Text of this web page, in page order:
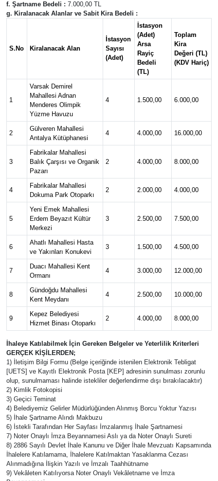
f. Şartname Bedeli : 7.000,00 TL
g. Kiralanacak Alanlar ve Sabit Kira Bedeli :
S.No Kiralanacak Alan
İstasyon
Sayısı
(Adet)
İstasyon
(Adet)
Arsa
Rayiç
Bedeli
(TL)
Toplam
Kira
Değeri (TL)
(KDV Hariç)
1
Varsak Demirel
Mahallesi Adnan
Menderes Olimpik
Yüzme Havuzu
4 1.500,00 6.000,00
2
Gülveren Mahallesi
Antalya Kütüphanesi
4 4.000,00 16.000,00
3
Fabrikalar Mahallesi
Balık Çarşısı ve Organik
Pazarı
2 4.000,00 8.000,00
4
Fabrikalar Mahallesi
Dokuma Park Otoparkı
2 2.000,00 4.000,00
5
Yeni Emek Mahallesi
Erdem Beyazıt Kültür
Merkezi
3 2.500,00 7.500,00
6
Ahatlı Mahallesi Hasta
ve Yakınları Konukevi
3 1.500,00 4.500,00
7
Duacı Mahallesi Kent
Ormanı
4 3.000,00 12.000,00
8
Gündoğdu Mahallesi
Kent Meydanı
4 2.500,00 10.000,00
9
Kepez Belediyesi
Hizmet Binası Otoparkı
2 4.000,00 8.000,00
İhaleye Katılabilmek İçin Gereken Belgeler ve Yeterlilik Kriterleri
GERÇEK KİŞİLERDEN;
1) İletişim Bilgi Formu (Belge içeriğinde istenilen Elektronik Tebligat
[UETS] ve Kayıtlı Elektronik Posta [KEP] adresinin sunulması zorunlu
olup, sunulmaması halinde istekliler değerlendirme dışı bırakılacaktır)
2) Kimlik Fotokopisi
3) Geçici Teminat
4) Belediyemiz Gelirler Müdürlüğünden Alınmış Borcu Yoktur Yazısı
5) İhale Şartname Alındı Makbuzu
6) İstekli Tarafından Her Sayfası İmzalanmış İhale Şartnamesi
7) Noter Onaylı İmza Beyannamesi Aslı ya da Noter Onaylı Sureti
8) 2886 Sayılı Devlet İhale Kanunu ve Diğer İhale Mevzuatı Kapsamında
İhalelere Katılamama, İhalelere Katılmaktan Yasaklanma Cezası
Alınmadığına İlişkin Yazılı ve İmzalı Taahhütname
9) Vekâleten Katılıyorsa Noter Onaylı Vekâletname ve İmza
Güvenlik